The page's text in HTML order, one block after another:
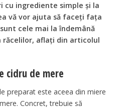
cu ingrediente simple şi la
vă vor ajuta să faceţi faţa
cele mai la îndemână
aflaţi din articolul
cidru de mere
preparat este aceea din miere
Concret, trebuie să